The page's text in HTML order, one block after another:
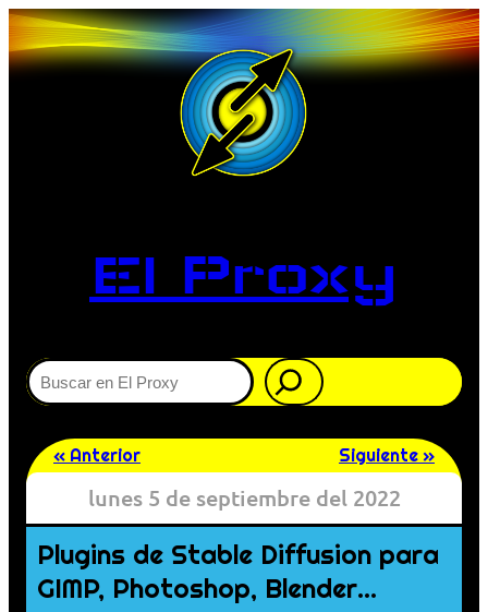
El Proxy
Buscar
« Anterior Siguiente »
lunes 5 de septiembre del 2022
Plugins de Stable Diffusion para
GIMP, Photoshop, Blender…